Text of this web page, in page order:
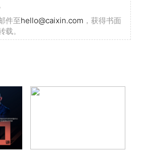
件至hello@caixin.com ，获得书面
。